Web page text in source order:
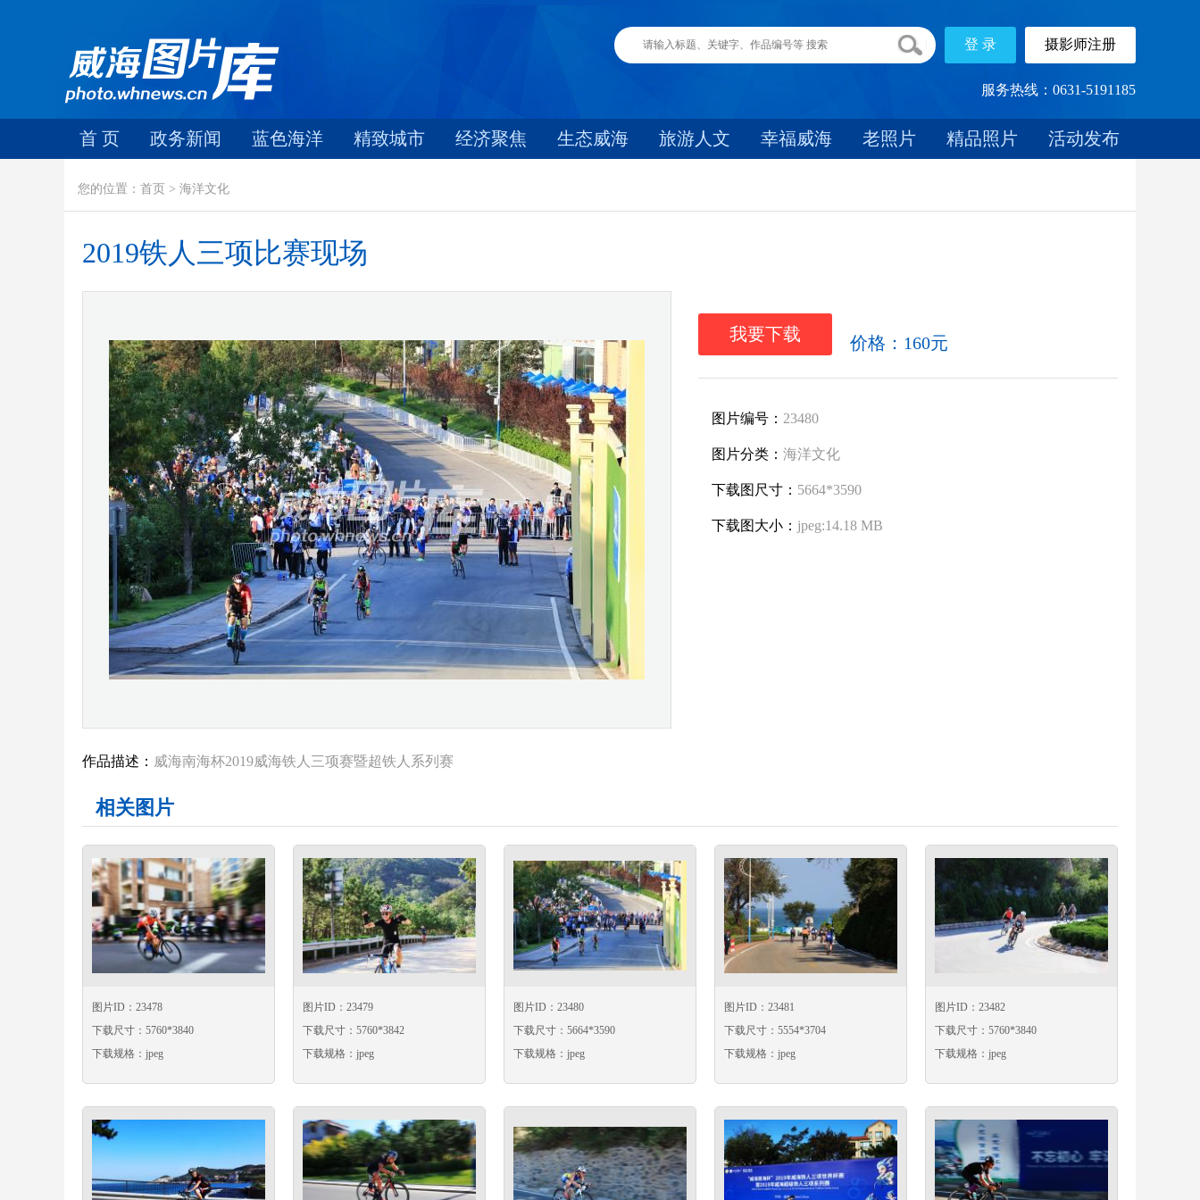
服务热线：0631-5191185
首 页 政务新闻 蓝色海洋 精致城市 经济聚焦 生态威海 旅游人文 幸福威海 老照片 精品照片 活动发布
您的位置：首页 > 海洋文化
2019铁人三项比赛现场
我要下载 价格：160元
图片编号： 23480
图片分类： 海洋文化
下载图尺寸： 5664*3590
下载图大小： jpeg:14.18 MB
作品描述： 威海南海杯2019威海铁人三项赛暨超铁人系列赛
相关图片
图片ID：23478
下载尺寸：5760*3840
下载规格：jpeg
图片ID：23479
下载尺寸：5760*3842
下载规格：jpeg
图片ID：23480
下载尺寸：5664*3590
下载规格：jpeg
图片ID：23481
下载尺寸：5554*3704
下载规格：jpeg
图片ID：23482
下载尺寸：5760*3840
下载规格：jpeg